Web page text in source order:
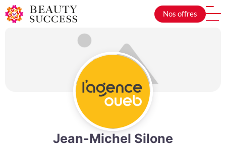
Nos offres
Jean-Michel Silone